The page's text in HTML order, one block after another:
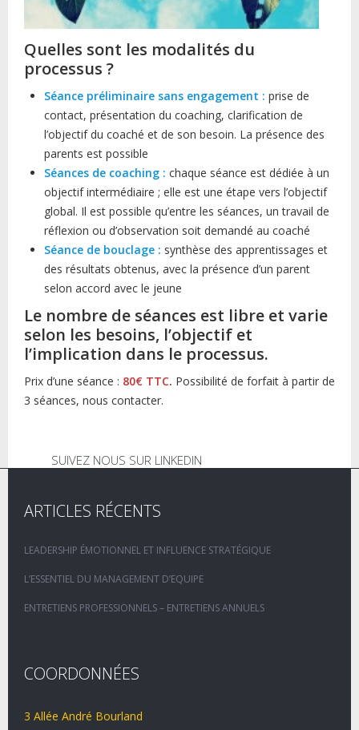
Quelles sont les modalités du
processus ?
Séance préliminaire sans engagement : prise de
contact, présentation du coaching, clarification de
l’objectif du coaché et de son besoin. La présence des
parents est possible
Séances de coaching : chaque séance est dédiée à un
objectif intermédiaire ; elle est une étape vers l’objectif
global. Il est possible qu’entre les séances, un travail de
réflexion ou d’observation soit demandé au coaché
Séance de bouclage : synthèse des apprentissages et
des résultats obtenus, avec la présence d’un parent
selon accord avec le jeune
Le nombre de séances est libre et varie
selon les besoins, l’objectif et
l’implication dans le processus.
Prix d’une séance : 80€ TTC. Possibilité de forfait à partir de
3 séances, nous contacter.
SUIVEZ NOUS SUR LINKEDIN
ARTICLES RÉCENTS
LEADERSHIP ÉMOTIONNEL ET INFLUENCE STRATÉGIQUE
L’ESSENTIEL DU MANAGEMENT D’EQUIPE
ENTRETIENS PROFESSIONNELS – ENTRETIENS ANNUELS
COORDONNÉES
3 Allée André Bourland